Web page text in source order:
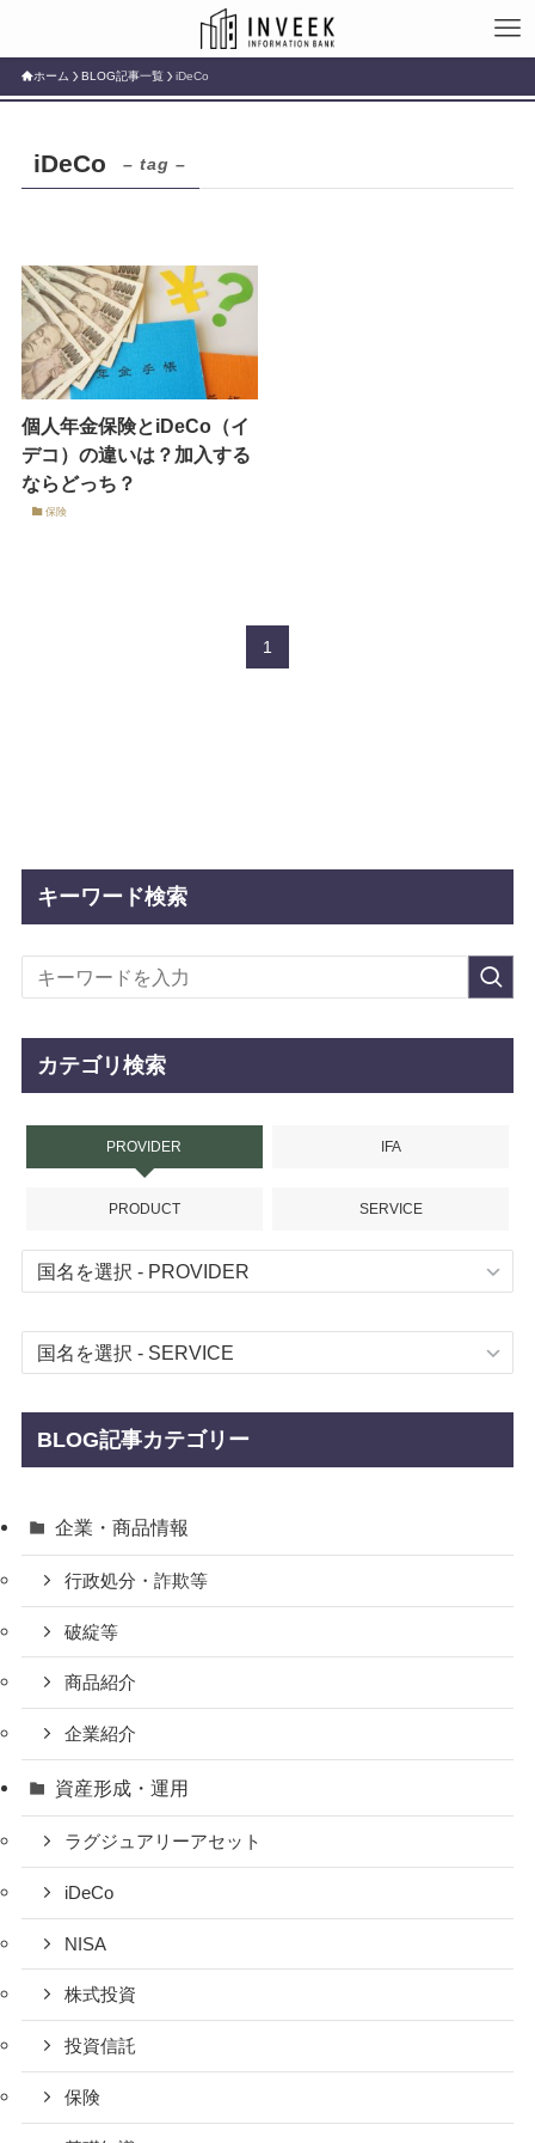
ホーム BLOG記事一覧 iDeCo
iDeCo – tag –
個人年金保険とiDeCo（イ
デコ）の違いは？加入する
ならどっち？
保険
1
キーワード検索
カテゴリ検索
PROVIDER IFA
PRODUCT SERVICE
BLOG記事カテゴリー
企業・商品情報
行政処分・詐欺等
破綻等
商品紹介
企業紹介
資産形成・運用
ラグジュアリーアセット
iDeCo
NISA
株式投資
投資信託
保険